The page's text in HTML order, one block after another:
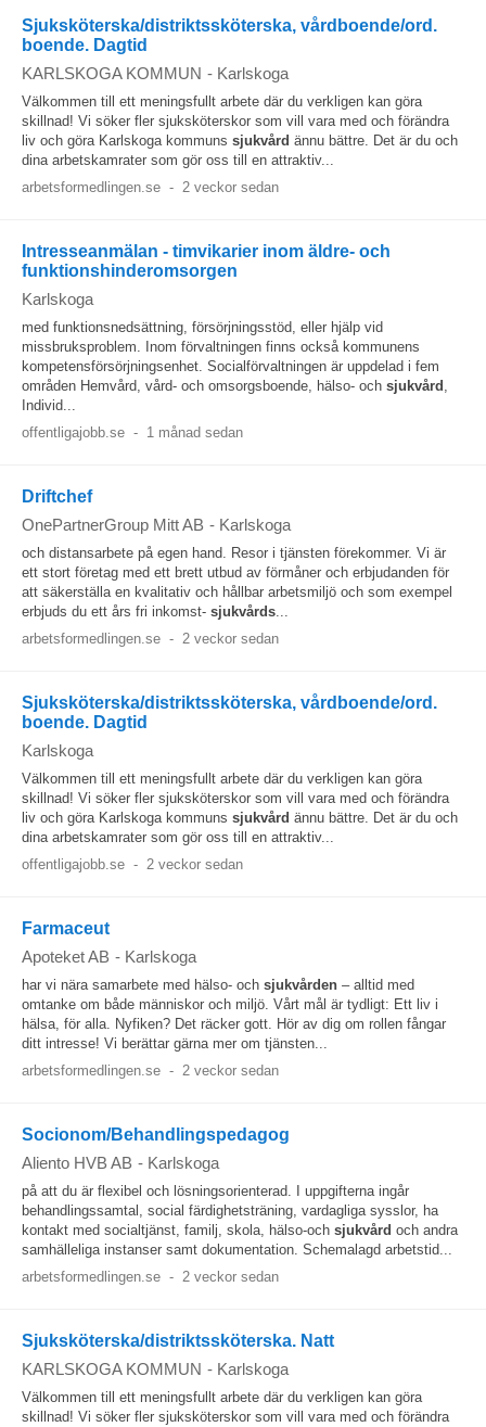
Sjuksköterska/distriktssköterska, vårdboende/ord.
boende. Dagtid
KARLSKOGA KOMMUN - Karlskoga
Välkommen till ett meningsfullt arbete där du verkligen kan göra
skillnad! Vi söker fler sjuksköterskor som vill vara med och förändra
liv och göra Karlskoga kommuns sjukvård ännu bättre. Det är du och
dina arbetskamrater som gör oss till en attraktiv...
arbetsformedlingen.se - 2 veckor sedan
Intresseanmälan - timvikarier inom äldre- och
funktionshinderomsorgen
Karlskoga
med funktionsnedsättning, försörjningsstöd, eller hjälp vid
missbruksproblem. Inom förvaltningen finns också kommunens
kompetensförsörjningsenhet. Socialförvaltningen är uppdelad i fem
områden Hemvård, vård- och omsorgsboende, hälso- och sjukvård ,
Individ...
offentligajobb.se - 1 månad sedan
Driftchef
OnePartnerGroup Mitt AB - Karlskoga
och distansarbete på egen hand. Resor i tjänsten förekommer. Vi är
ett stort företag med ett brett utbud av förmåner och erbjudanden för
att säkerställa en kvalitativ och hållbar arbetsmiljö och som exempel
erbjuds du ett års fri inkomst- sjukvårds...
arbetsformedlingen.se - 2 veckor sedan
Sjuksköterska/distriktssköterska, vårdboende/ord.
boende. Dagtid
Karlskoga
Välkommen till ett meningsfullt arbete där du verkligen kan göra
skillnad! Vi söker fler sjuksköterskor som vill vara med och förändra
liv och göra Karlskoga kommuns sjukvård ännu bättre. Det är du och
dina arbetskamrater som gör oss till en attraktiv...
offentligajobb.se - 2 veckor sedan
Farmaceut
Apoteket AB - Karlskoga
har vi nära samarbete med hälso- och sjukvården – alltid med
omtanke om både människor och miljö. Vårt mål är tydligt: Ett liv i
hälsa, för alla. Nyfiken? Det räcker gott. Hör av dig om rollen fångar
ditt intresse! Vi berättar gärna mer om tjänsten...
arbetsformedlingen.se - 2 veckor sedan
Socionom/Behandlingspedagog
Aliento HVB AB - Karlskoga
på att du är flexibel och lösningsorienterad. I uppgifterna ingår
behandlingssamtal, social färdighetsträning, vardagliga sysslor, ha
kontakt med socialtjänst, familj, skola, hälso-och sjukvård och andra
samhälleliga instanser samt dokumentation. Schemalagd arbetstid...
arbetsformedlingen.se - 2 veckor sedan
Sjuksköterska/distriktssköterska. Natt
KARLSKOGA KOMMUN - Karlskoga
Välkommen till ett meningsfullt arbete där du verkligen kan göra
skillnad! Vi söker fler sjuksköterskor som vill vara med och förändra